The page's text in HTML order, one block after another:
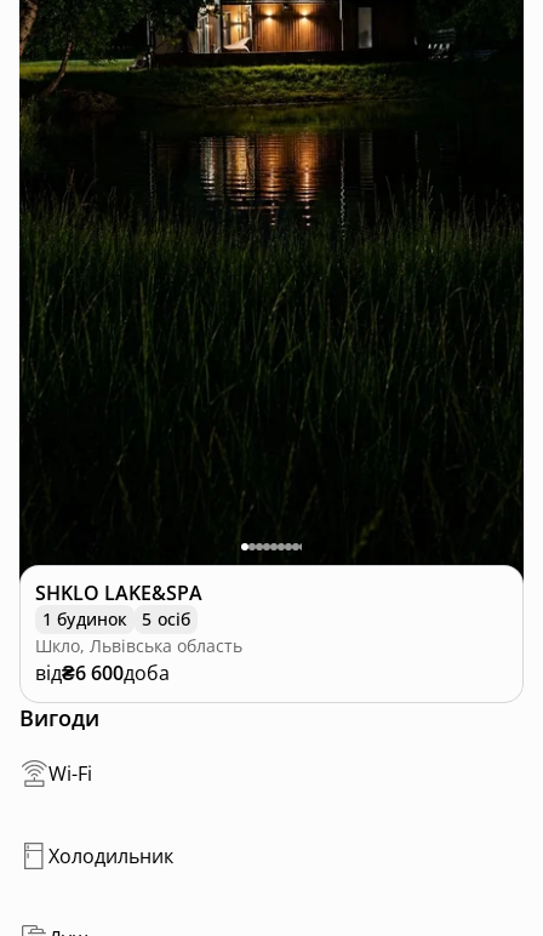
SHKLO LAKE&SPA
1 будинок
5 осіб
Шкло, Львівська область
від₴6 600доба
Вигоди
Wi-Fi
Холодильник